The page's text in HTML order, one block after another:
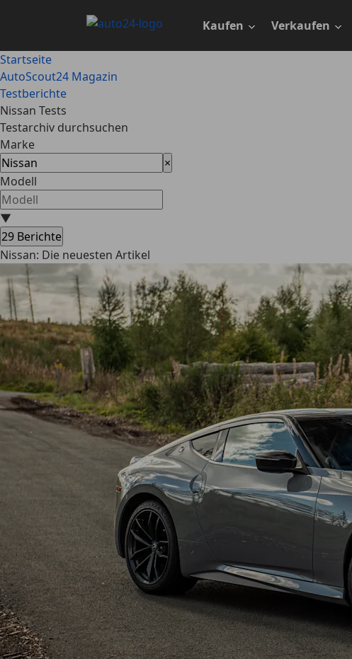
Kaufen Verkaufen
Startseite
AutoScout24 Magazin
Testberichte
Nissan Tests
Testarchiv durchsuchen
Marke
×
Modell
▼
29 Berichte
Nissan: Die neuesten Artikel